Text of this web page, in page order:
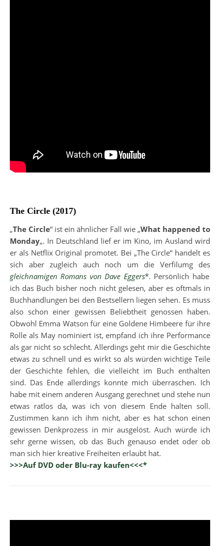
The Circle (2017)
„The Circle“ ist ein ähnlicher Fall wie „What happened to
Monday„. In Deutschland lief er im Kino, im Ausland wird
er als Netflix Original promotet. Bei „The Circle“ handelt es
sich aber zugleich auch noch um die Verfilumg des
gleichnamigen Romans von Dave Eggers*. Persönlich habe
ich das Buch bisher noch nicht gelesen, aber es oftmals in
Buchhandlungen bei den Bestsellern liegen sehen. Es muss
also schon einer gewissen Beliebtheit genossen haben.
Obwohl Emma Watson für eine Goldene Himbeere für ihre
Rolle als May nominiert ist, empfand ich ihre Performance
als gar nicht so schlecht. Allerdings geht mir die Geschichte
etwas zu schnell und es wirkt so als würden wichtige Teile
der Geschichte fehlen, die vielleicht im Buch enthalten
sind. Das Ende allerdings konnte mich überraschen. Ich
habe mit einem anderen Ausgang gerechnet und stehe nun
etwas ratlos da, was ich von diesem Ende halten soll.
Zustimmen kann ich ihm nicht, aber es hat schon einen
gewissen Denkprozess in mir ausgelöst. Auch würde ich
sehr gerne wissen, ob das Buch genauso endet oder ob
man sich hier kreative Freiheiten erlaubt hat.
>>>Auf DVD oder Blu-ray kaufen<<<*